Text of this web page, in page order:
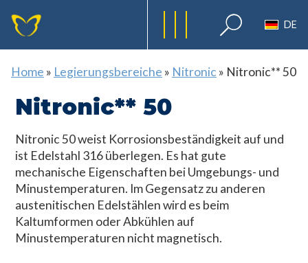
DE
Home » Legierungsbereiche » Nitronic » Nitronic** 50
Nitronic** 50
Nitronic 50 weist Korrosionsbeständigkeit auf und
ist Edelstahl 316 überlegen. Es hat gute
mechanische Eigenschaften bei Umgebungs- und
Minustemperaturen. Im Gegensatz zu anderen
austenitischen Edelstählen wird es beim
Kaltumformen oder Abkühlen auf
Minustemperaturen nicht magnetisch.